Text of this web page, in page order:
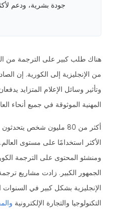
جودة بشرية، ودعم لأكثر من
هناك طلب كبير على الترجمة من
من الإنجليزية إلى الكورية. إن
وتأثير وسائل الإعلام المتزايد
المهنية الموثوقة في جميع أنحاء
الأكثر استخدامًا على مستوى
ومنشئو المحتوى على الترجمة
الجمهور الكبير. زادت مشاريع
الإنجليزية بشكل كبير في
التكنولوجيا والتجارة الإلكترونية